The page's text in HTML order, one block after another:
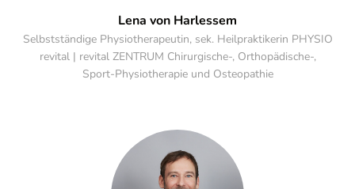
Lena von Harlessem
Selbstständige Physiotherapeutin, sek. Heilpraktikerin PHYSIO
revital | revital ZENTRUM Chirurgische-, Orthopädische-,
Sport-Physiotherapie und Osteopathie